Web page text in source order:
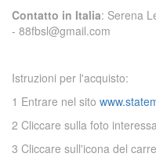
Contatto in Italia: Serena
- 88fbsl@gmail.com
Istruzioni per l'acquisto:
1 Entrare nel sito
2 Cliccare sulla foto
3 Cliccare sull'icona del